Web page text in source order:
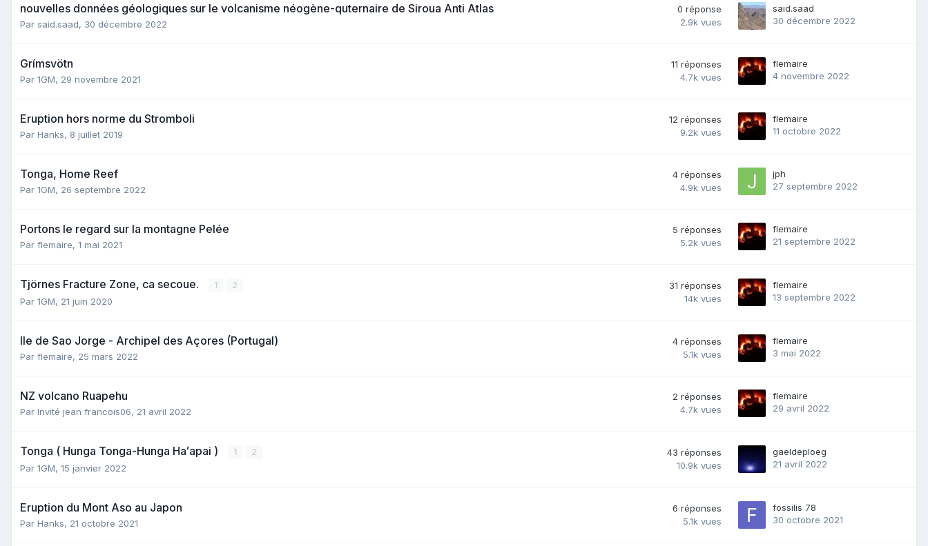
nouvelles données géologiques sur le volcanisme néogène-quternaire de Siroua Anti Atlas
Par said.saad, 30 décembre 2022
0 réponse
2.9k vues
said.saad
30 décembre 2022
Grímsvötn
Par 1GM, 29 novembre 2021
11 réponses
4.7k vues
flemaire
4 novembre 2022
Eruption hors norme du Stromboli
Par Hanks, 8 juillet 2019
12 réponses
9.2k vues
flemaire
11 octobre 2022
Tonga, Home Reef
Par 1GM, 26 septembre 2022
4 réponses
4.9k vues
jph
27 septembre 2022
Portons le regard sur la montagne Pelée
Par flemaire, 1 mai 2021
5 réponses
5.2k vues
flemaire
21 septembre 2022
Tjörnes Fracture Zone, ca secoue. 1 2
Par 1GM, 21 juin 2020
31 réponses
14k vues
flemaire
13 septembre 2022
Ile de Sao Jorge - Archipel des Açores (Portugal)
Par flemaire, 25 mars 2022
4 réponses
5.1k vues
flemaire
3 mai 2022
NZ volcano Ruapehu
Par Invité jean francois06, 21 avril 2022
2 réponses
4.7k vues
flemaire
29 avril 2022
Tonga ( Hunga Tonga-Hunga Haʻapai ) 1 2
Par 1GM, 15 janvier 2022
43 réponses
10.9k vues
gaeldeploeg
21 avril 2022
Eruption du Mont Aso au Japon
Par Hanks, 21 octobre 2021
6 réponses
5.1k vues
fossilis 78
30 octobre 2021